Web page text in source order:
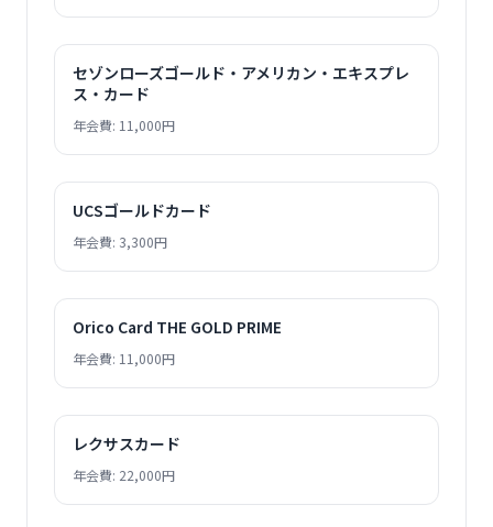
セゾンローズゴールド・アメリカン・エキスプレ
ス・カード
年会費: 11,000円
UCSゴールドカード
年会費: 3,300円
Orico Card THE GOLD PRIME
年会費: 11,000円
レクサスカード
年会費: 22,000円